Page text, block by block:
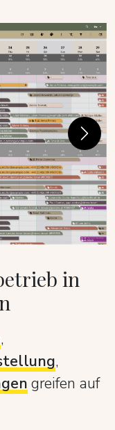
in
,
,
greifen auf
Next